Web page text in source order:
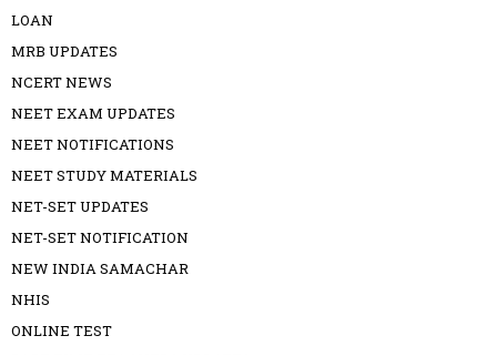
LOAN
MRB UPDATES
NCERT NEWS
NEET EXAM UPDATES
NEET NOTIFICATIONS
NEET STUDY MATERIALS
NET-SET UPDATES
NET-SET NOTIFICATION
NEW INDIA SAMACHAR
NHIS
ONLINE TEST